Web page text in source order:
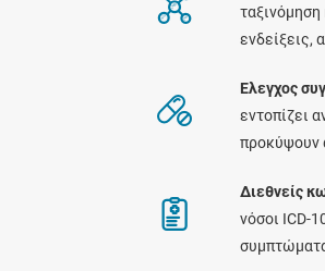
ενδείξεις,
Ελεγχος
εντοπίζει
προκύψουν
Διεθνείς
νόσοι ICD-